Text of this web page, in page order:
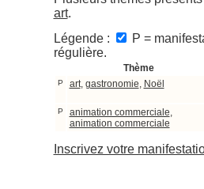
art.
Légende :
P =
régulière.
Thème
P art, gastronomie, Noël
P animation commerciale,
animation commerciale
Inscrivez votre